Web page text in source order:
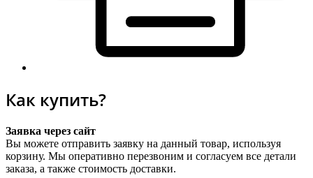
Как купить?
Заявка через сайт
Вы можете отправить заявку на данный товар, используя
корзину. Мы оперативно перезвоним и согласуем все детали
заказа, а также стоимость доставки.